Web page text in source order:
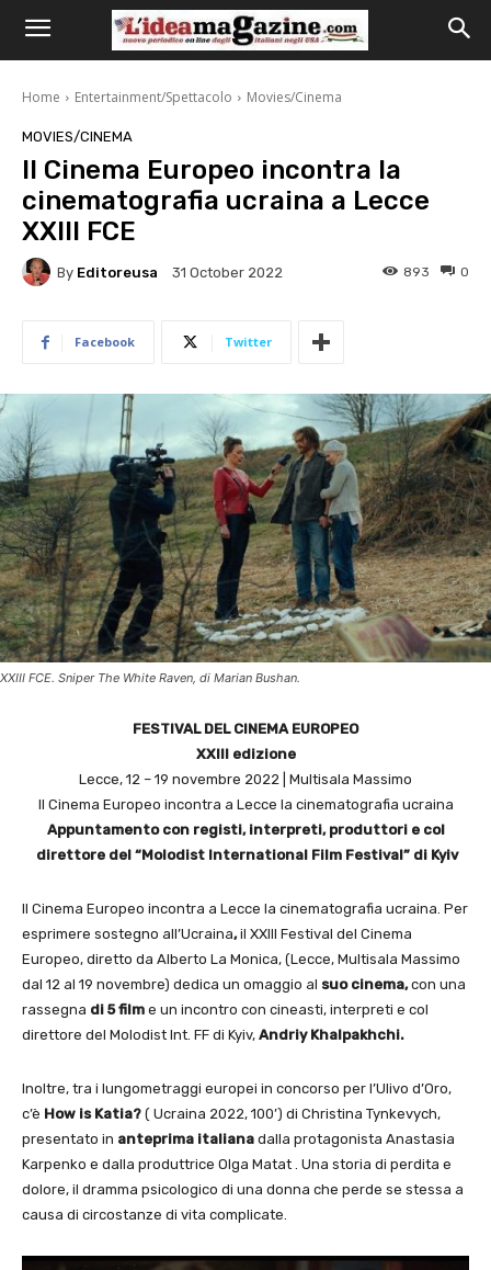
Home Entertainment/Spettacolo Movies/Cinema
MOVIES/CINEMA
Il Cinema Europeo incontra la
cinematografia ucraina a Lecce
XXIII FCE
By Editoreusa 31 October 2022 0
893
Facebook Twitter
XXIII FCE. Sniper The White Raven, di Marian Bushan.
FESTIVAL DEL CINEMA EUROPEO
XXIII edizione
Lecce, 12 – 19 novembre 2022 | Multisala Massimo
Il Cinema Europeo incontra a Lecce la cinematografia ucraina
Appuntamento con registi, interpreti, produttori e col
direttore del “Molodist International Film Festival” di Kyiv
Il Cinema Europeo incontra a Lecce la cinematografia ucraina. Per
esprimere sostegno all’Ucraina,il XXIII Festival del Cinema
Europeo, diretto da Alberto La Monica, (Lecce, Multisala Massimo
dal 12 al 19 novembre) dedica un omaggio al suo cinema,con una
rassegna di 5 film e un incontro con cineasti, interpreti e col
direttore del Molodist Int. FF di Kyiv, Andriy Khalpakhchi.
Inoltre, tra i lungometraggi europei in concorso per l’Ulivo d’Oro,
c’è How is Katia? ( Ucraina 2022, 100’) di Christina Tynkevych,
presentato in anteprima italiana dalla protagonista Anastasia
Karpenko e dalla produttrice Olga Matat . Una storia di perdita e
dolore, il dramma psicologico di una donna che perde se stessa a
causa di circostanze di vita complicate.